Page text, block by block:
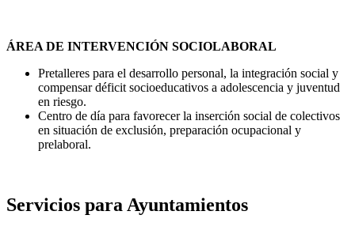
ÁREA DE INTERVENCIÓN SOCIOLABORAL
Pretalleres para el desarrollo personal, la integración social y
compensar déficit socioeducativos a adolescencia y juventud
en riesgo.
Centro de día para favorecer la inserción social de colectivos
en situación de exclusión, preparación ocupacional y
prelaboral.
Servicios para Ayuntamientos